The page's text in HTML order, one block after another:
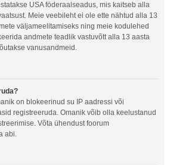
USA föderaalseadus, mis kaitseb alla
Meie veebileht ei ole ette nähtud alla 13
väljameelitamiseks ning meie kodulehed
andmete teadlik vastuvõtt alla 13 aasta
vanusandmeid.
on blokeerinud su IP aadressi või
registreeruda. Omanik võib olla keelustanud
Võta ühendust foorum
abi.